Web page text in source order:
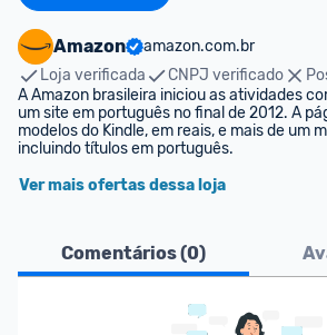
Amazon
amazon.com.br
Loja verificada
CNPJ verificado
A Amazon brasileira iniciou as atividades
um site em português no final de 2012. A
modelos do Kindle, em reais, e mais de um
incluindo títulos em português.
Ver mais ofertas dessa loja
Comentários (0)